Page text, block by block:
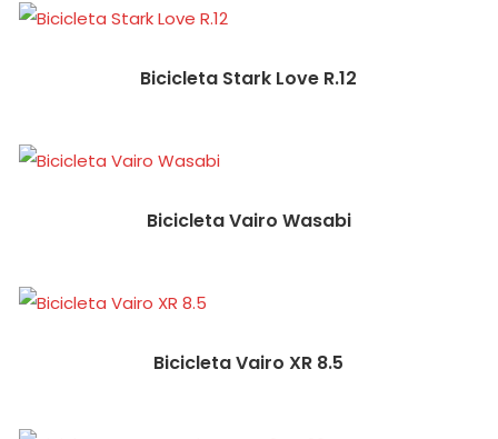
Bicicleta Stark Love R.12
Bicicleta Vairo Wasabi
Bicicleta Vairo XR 8.5